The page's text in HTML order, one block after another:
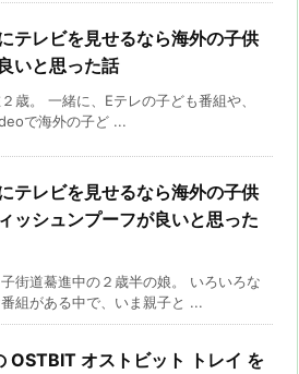
テレビを見せるなら海外の子供
いと思った話
歳。 一緒に、Eテレの子ども番組や、
で海外の子ど ...
テレビを見せるなら海外の子供
ッシュンプーフが良いと思った
街道驀進中の２歳半の娘。 いろいろな
組がある中で、いま親子と ...
OSTBIT オストビット トレイ を